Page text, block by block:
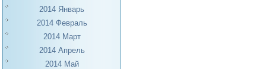
2014 Январь
2014 Февраль
2014 Март
2014 Апрель
2014 Май